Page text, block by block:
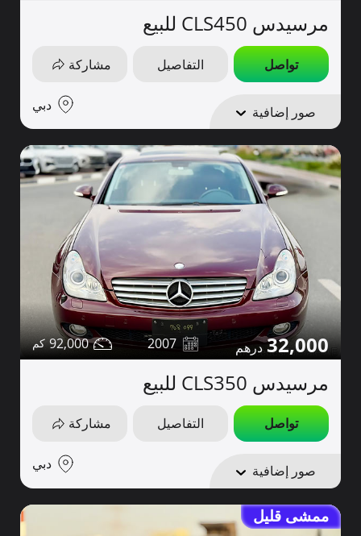
مرسيدس CLS450 للبيع
تواصل التفاصيل مشاركة
صور إضافية دبي
32,000
2007
92,000
مرسيدس CLS350 للبيع
تواصل التفاصيل مشاركة
صور إضافية دبي
ممشى قليل